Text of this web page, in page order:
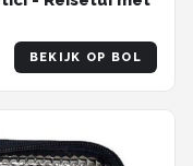
BEKIJK OP BOL